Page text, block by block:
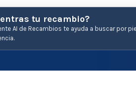
tu recambio?
AI de Recambios te ayuda a buscar por